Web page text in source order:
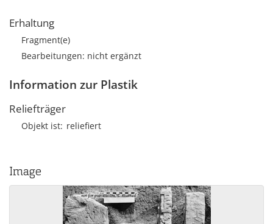
Erhaltung
Fragment(e)
Bearbeitungen: nicht ergänzt
Information zur Plastik
Reliefträger
Objekt ist reliefiert
Image